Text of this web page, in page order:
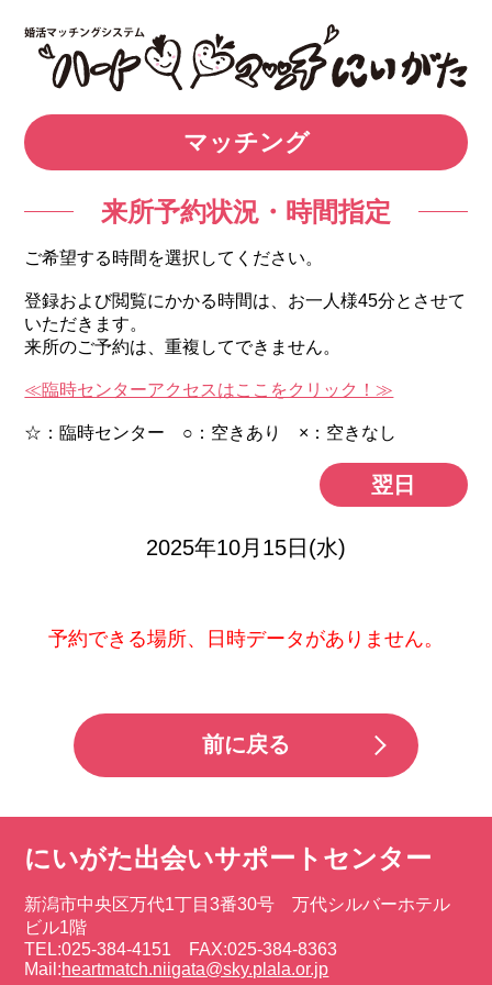
マッチング
来所予約状況・時間指定
ご希望する時間を選択してください。
登録および閲覧にかかる時間は、お一人様45分とさせて
いただきます。
来所のご予約は、重複してできません。
≪臨時センターアクセスはここをクリック！≫
☆：臨時センター ○：空きあり ×：空きなし
翌日
2025年10月15日(水)
予約できる場所、日時データがありません。
前に戻る
にいがた出会いサポートセンター
新潟市中央区万代1丁目3番30号 万代シルバーホテル
ビル1階
TEL:025-384-4151 FAX:025-384-8363
Mail:heartmatch.niigata@sky.plala.or.jp